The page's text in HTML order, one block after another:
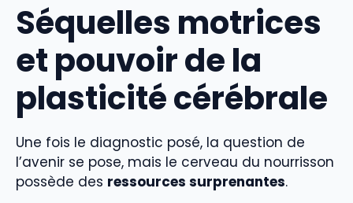
Séquelles motrices
et pouvoir de la
plasticité cérébrale
Une fois le diagnostic posé, la question de
l’avenir se pose, mais le cerveau du nourrisson
possède des ressources surprenantes.